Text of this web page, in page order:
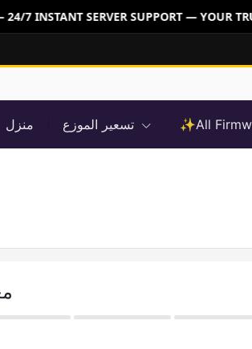
7 INSTANT SERVER SUPPORT — YOUR
منزل ✨All